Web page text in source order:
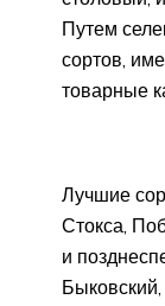
Путем
сортов,
товарные
Лучшие
Стокса,
и